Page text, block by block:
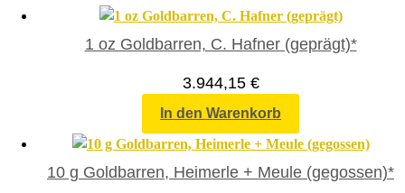
1 oz Goldbarren, C. Hafner (geprägt)*
3.944,15 €
In den Warenkorb
10 g Goldbarren, Heimerle + Meule (gegossen)*